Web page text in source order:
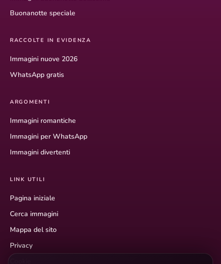
Buonanotte speciale
RACCOLTE IN EVIDENZA
Immagini nuove 2026
WhatsApp gratis
ARGOMENTI
Immagini romantiche
Immagini per WhatsApp
Immagini divertenti
LINK UTILI
Pagina iniziale
Cerca immagini
Mappa del sito
Privacy